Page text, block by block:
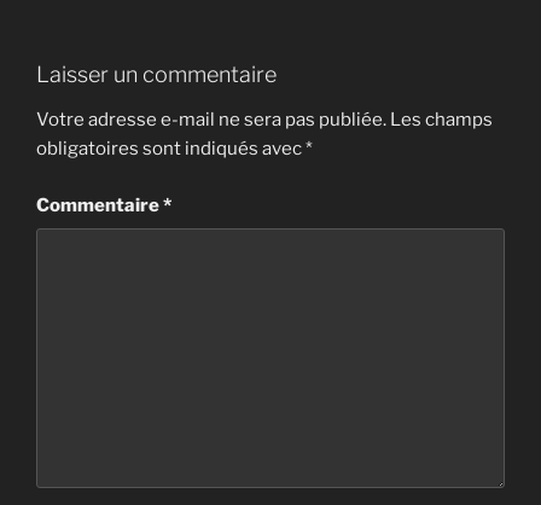
Laisser un commentaire
Votre adresse e-mail ne sera pas publiée. Les champs
obligatoires sont indiqués avec*
Commentaire*